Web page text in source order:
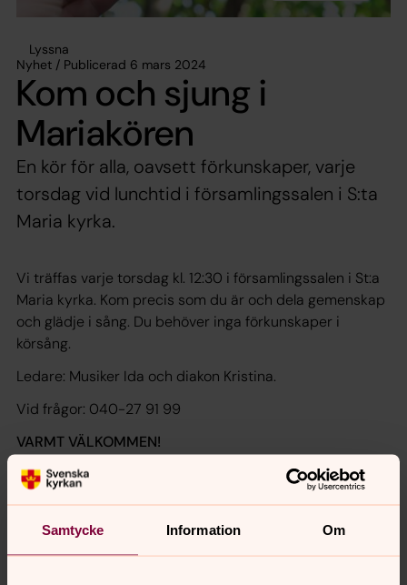
Samtycke Information Om
Lyssna
Nyhet / Publicerad 6 mars 2024
Kom och sjung i
Mariakören
En kör för alla, oavsett förkunskaper, varje
torsdag vid lunchtid i församlingssalen i S:ta
Maria kyrka.
Vi träffas varje torsdag kl. 12:30 i församlingssalen i St:a
Maria kyrka. Kom precis som du är och dela gemenskap
och glädje i sång. Du behöver inga förkunskaper i
körsång.
Ledare: Musiker Ida och diakon Kristina.
Vid frågor: 040-27 91 99
VARMT VÄLKOMMEN!
Synpunkter eller frågor på sidans
innehåll?